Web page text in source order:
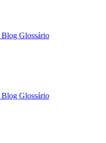
Blog Glossário
Blog Glossário